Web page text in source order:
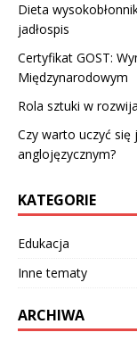
Dieta
jadłospis
Certyfikat GOST:
Międzynarodowym
Rola sztuki w
Czy warto uczyć się
anglojęzycznym?
KATEGORIE
Edukacja
Inne tematy
ARCHIWA